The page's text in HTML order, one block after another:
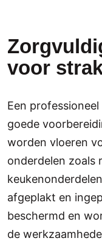
voor
Een
goede
worden vloeren
onderdelen zoals
afgeplakt en
beschermd en
de